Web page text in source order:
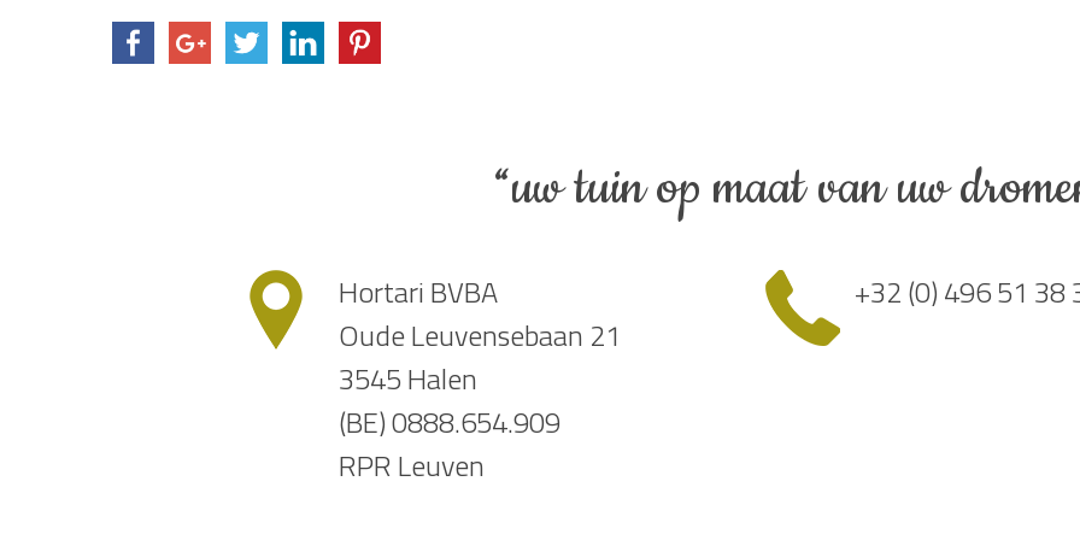
“uw tuin op maat van uw
Hortari BVBA
Oude Leuvensebaan 21
3545 Halen
(BE) 0888.654.909
RPR Leuven
+32 (0) 496 51 38